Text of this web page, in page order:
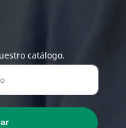
catálogo.